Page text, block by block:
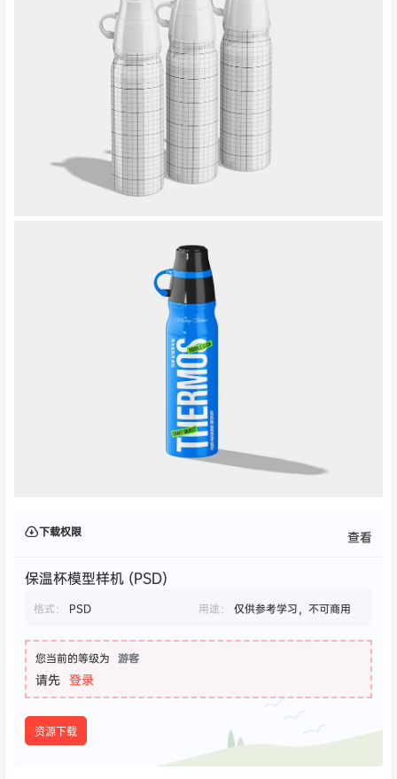
下载权限 查看
保温杯模型样机 (PSD)
格式： PSD 用途： 仅供参考学习，不可商用
您当前的等级为 游客
请先 登录
资源下载